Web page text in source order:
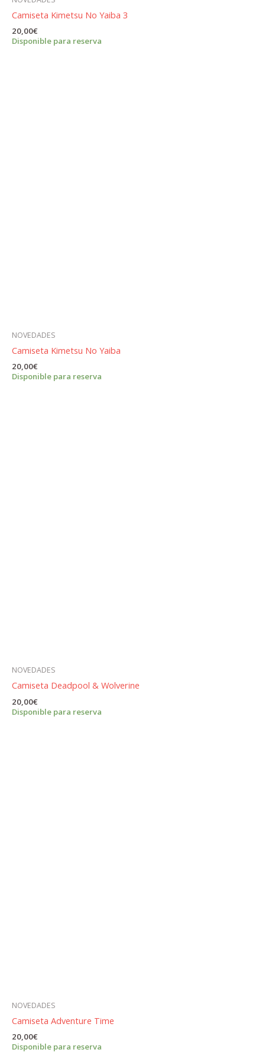
Camiseta Kimetsu No Yaiba 3
20,00€
Disponible para reserva
NOVEDADES
Camiseta Kimetsu No Yaiba
20,00€
Disponible para reserva
NOVEDADES
Camiseta Deadpool & Wolverine
20,00€
Disponible para reserva
NOVEDADES
Camiseta Adventure Time
20,00€
Disponible para reserva